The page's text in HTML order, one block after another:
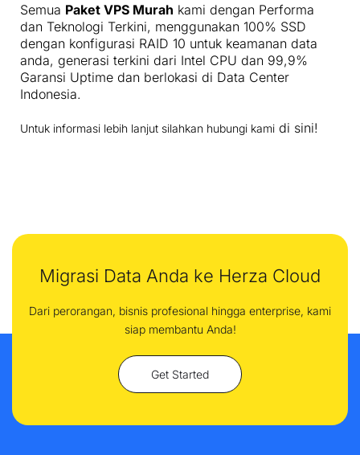
Semua Paket VPS Murah kami dengan Performa
dan Teknologi Terkini, menggunakan 100% SSD
dengan konfigurasi RAID 10 untuk keamanan data
anda, generasi terkini dari Intel CPU dan 99,9%
Garansi Uptime dan berlokasi di Data Center
Indonesia.
Untuk informasi lebih lanjut silahkan hubungi kami di sini!
Migrasi Data Anda ke Herza Cloud
Dari perorangan, bisnis profesional hingga enterprise, kami
siap membantu Anda!
Get Started